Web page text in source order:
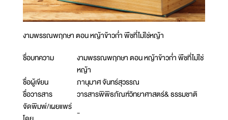
งามพรรณพฤกษา ตอน หญ้าข้าวก่ำ พืชที่ไม่ใช่หญ้า
ชื่อบทความ
งามพรรณพฤกษา ตอน หญ้าข้าวก่ำ พืชที่ไม่ใช่
หญ้า
ชื่อผู้เขียน
ภานุมาศ จันทร์สุวรรณ
ชื่อวารสาร
วารสารพิพิธภัณฑ์วิทยาศาสตร์& ธรรมชาติ
จัดพิมพ์/เผยแพร่ -